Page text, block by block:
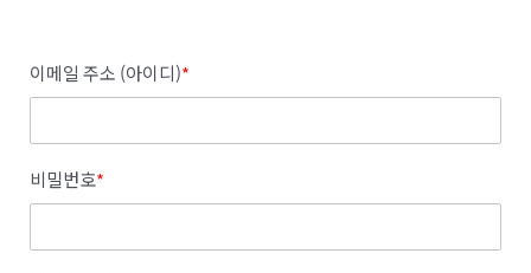
이메일 주소 (아이디)*
비밀번호*